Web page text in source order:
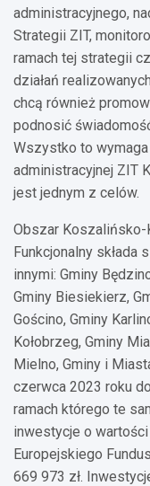
administracyjnego,
Strategii ZIT,
ramach tej strategii
działań
chcą również
podnosić
Wszystko to
administracyjnej ZIT
jest jednym z celów.
Obszar Koszalińsko-
Funkcjonalny składa
innymi: Gminy
Gminy Biesiekierz,
Gościno, Gminy
Kołobrzeg, Gminy
Mielno, Gminy i
czerwca 2023 roku
ramach którego te
inwestycje o
Europejskiego
669 973 zł.